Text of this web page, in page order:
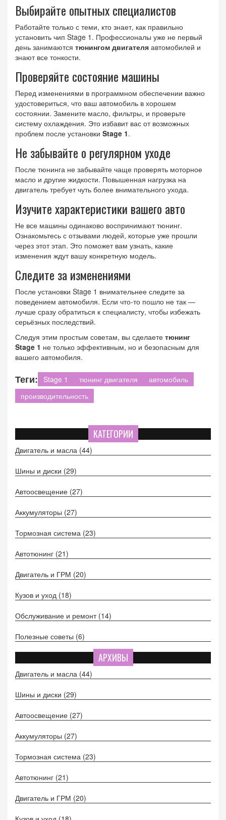
Выбирайте опытных специалистов
Работайте только с теми, кто знает, как правильно
установить чип Stage 1. Профессионалы уже не первый
день занимаются тюнингом двигателя автомобилей и
знают все тонкости.
Проверяйте состояние машины
Перед изменениями в программном обеспечении важно
удостовериться, что ваш автомобиль в хорошем
состоянии. Замените масло, фильтры, и проверьте
систему охлаждения. Это избавит вас от возможных
проблем после установки Stage 1.
Не забывайте о регулярном уходе
После тюнинга не забывайте чаще проверять моторное
масло и другие жидкости. Повышенная нагрузка на
двигатель требует чуть более внимательного ухода.
Изучите характеристики вашего авто
Не все машины одинаково воспринимают тюнинг.
Ознакомьтесь с отзывами людей, которые уже прошли
через этот этап. Это поможет вам узнать, какие
изменения ждут вашу конкретную модель.
Следите за изменениями
После установки Stage 1 внимательнее следите за
поведением автомобиля. Если что-то пошло не так —
лучше сразу обратиться к специалисту, чтобы избежать
серьёзных последствий.
Следуя этим простым советам, вы сделаете тюнинг
Stage 1 не только эффективным, но и безопасным для
вашего автомобиля.
Теги: Stage 1 тюнинг двигателя
автомобиль
производительность
КАТЕГОРИИ
Двигатель и масла (44)
Шины и диски (29)
Автоосвещение (27)
Аккумуляторы (27)
Тормозная система (23)
Автотюнинг (21)
Двигатель и ГРМ (20)
Кузов и уход (18)
Обслуживание и ремонт (14)
Полезные советы (6)
АРХИВЫ
Двигатель и масла (44)
Шины и диски (29)
Автоосвещение (27)
Аккумуляторы (27)
Тормозная система (23)
Автотюнинг (21)
Двигатель и ГРМ (20)